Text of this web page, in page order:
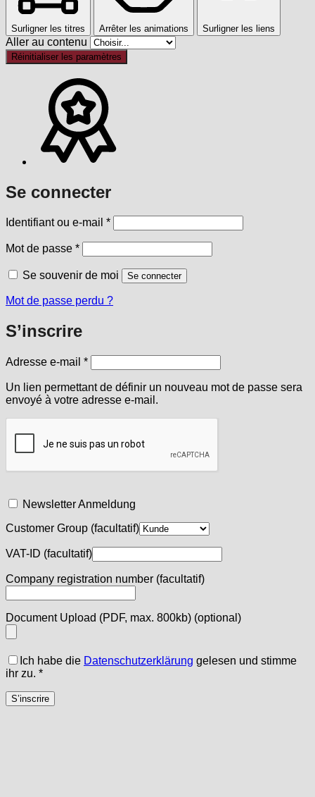
Surligner les titres Arrêter les animations Surligner les liens
Aller au contenu
Réinitialiser les paramètres
Se connecter
Identifiant ou e-mail *Obligatoire
Mot de passe *Obligatoire
Se souvenir de moi Se connecter
Mot de passe perdu ?
S’inscrire
Adresse e-mail *Obligatoire
Un lien permettant de définir un nouveau mot de passe sera
envoyé à votre adresse e-mail.
Newsletter Anmeldung
Customer Group (facultatif)
VAT-ID (facultatif)
Company registration number (facultatif)
Document Upload (PDF, max. 800kb) (optional)
Ich habe die Datenschutzerklärung gelesen und stimme
ihr zu. *
S’inscrire